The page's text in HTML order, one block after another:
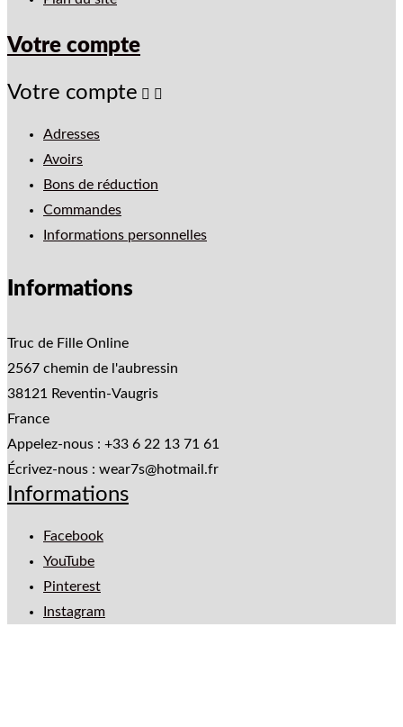
Votre compte
Votre compte
Adresses
Avoirs
Bons de réduction
Commandes
Informations personnelles
Informations
Truc de Fille Online
2567 chemin de l'aubressin
38121 Reventin-Vaugris
France
Appelez-nous : +33 6 22 13 71 61
Écrivez-nous : wear7s@hotmail.fr
Informations
Facebook
YouTube
Pinterest
Instagram